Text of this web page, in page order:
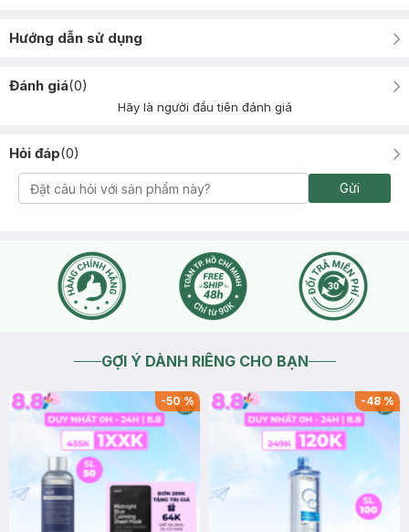
Hướng dẫn sử dụng
Đánh giá(0)
Hãy là người đầu tiên đánh giá
Hỏi đáp(0)
Gửi
GỢI Ý DÀNH RIÊNG CHO BẠN
-50% -48%